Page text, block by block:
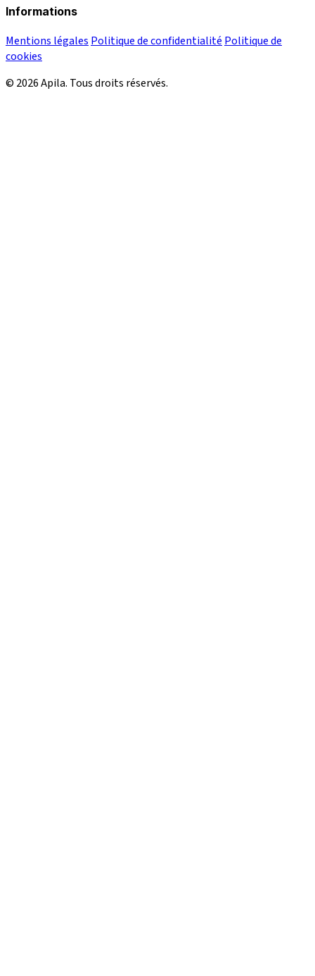
Informations
Mentions légales Politique de confidentialité Politique de
cookies
© 2026 Apila. Tous droits réservés.